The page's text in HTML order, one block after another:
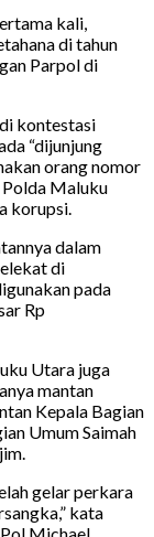
kali,
di tahun
Parpol di
kontestasi
“dijunjung
orang nomor
Maluku
korupsi.
dalam
di
pada
Rp
Utara juga
mantan
Kepala Bagian
Umum Saimah
gelar perkara
kata